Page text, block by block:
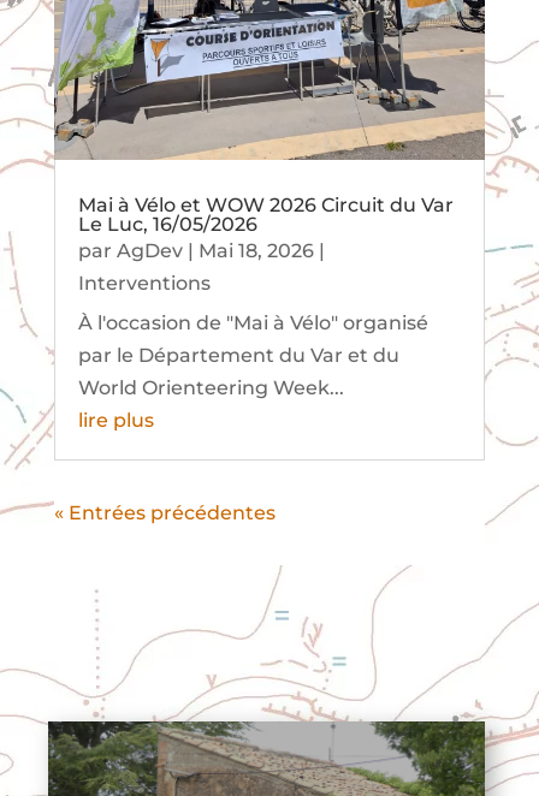
Mai à Vélo et WOW 2026 Circuit du Var
Le Luc, 16/05/2026
par AgDev| Mai 18, 2026|
Interventions
À l'occasion de "Mai à Vélo" organisé
par le Département du Var et du
World Orienteering Week...
lire plus
« Entrées précédentes